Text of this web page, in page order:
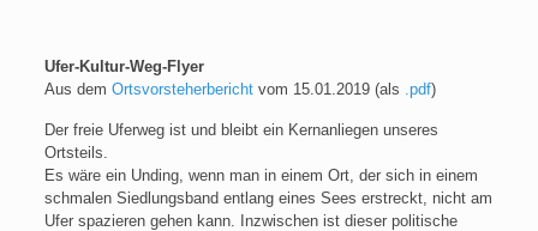
Ufer-Kultur-Weg-Flyer
Aus dem Ortsvorsteherberichtvom 15.01.2019 (als .pdf)
Der freie Uferweg ist und bleibt ein Kernanliegen unseres
Ortsteils.
Es wäre ein Unding, wenn man in einem Ort, der sich in einem
schmalen Siedlungsband entlang eines Sees erstreckt, nicht am
Ufer spazieren gehen kann. Inzwischen ist dieser politische